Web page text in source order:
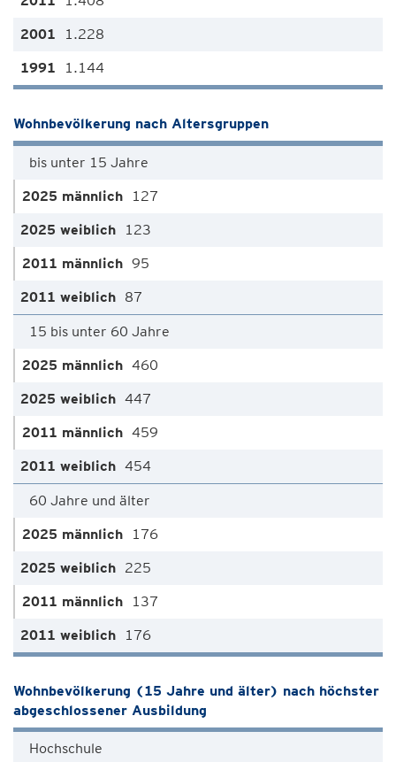
1.228
1.144
Wohnbevölkerung nach Altersgruppen
bis unter 15 Jahre
127
123
95
87
15 bis unter 60 Jahre
460
447
459
454
60 Jahre und älter
176
225
137
176
Wohnbevölkerung (15 Jahre und älter) nach höchster
abgeschlossener Ausbildung
Hochschule